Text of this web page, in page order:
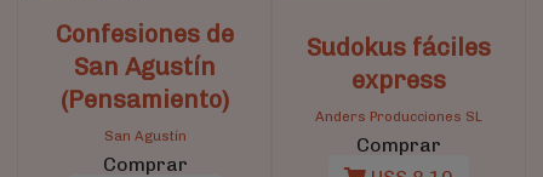
Confesiones de
San Agustín
(Pensamiento)
San Agustín
Comprar
Sudokus fáciles
express
Anders Producciones SL
Comprar